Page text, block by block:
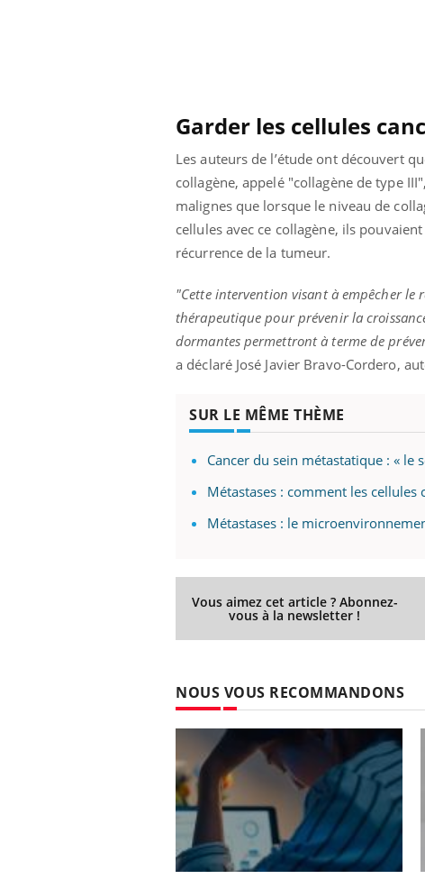
Garder les cellules
Les auteurs de l’étude ont découvert
collagène, appelé "collagène de type
malignes que lorsque le niveau de
cellules avec ce collagène, ils
récurrence de la tumeur.
"Cette intervention visant à empêcher le
thérapeutique pour prévenir la
dormantes permettront à terme de
a déclaré José Javier Bravo-Cordero,
SUR LE MÊME THÈME
Cancer du sein métastatique : « le
Métastases : comment les cellules
Métastases : le
Vous aimez cet article ? Abonnez-
vous à la newsletter !
NOUS VOUS RECOMMANDONS